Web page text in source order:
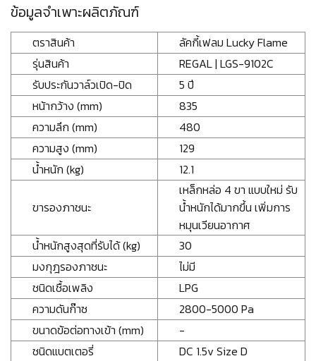
ข้อมูลจำเพาะผลิตภัณฑ์
ตราสินค้า
ลัคกี้เฟลม Lucky Flame
รุ่นสินค้า
REGAL | LGS-9102C
รับประกันวาล์วเปิด-ปิด
5 ปี
หน้ากว้าง (mm)
835
ความลึก (mm)
480
ความสูง (mm)
129
น้ำหนัก (kg)
12.1
ขารองภาชนะ
เหล็กหล่อ 4 ขา แบบใหม่ รับ
น้ำหนักได้มากขึ้น เพิ่มการ
หมุนเวียนอากาศ
น้ำหนักสูงสุดที่รับได้ (kg)
30
มงกุฎรองภาชนะ
ไม่มี
ชนิดเชื้อเพลิง
LPG
ความดันก๊าซ
2800-5000 Pa
ขนาดข้อต่อทางเข้า (mm)
-
ชนิดแบตเตอรี่
DC 1.5v Size D